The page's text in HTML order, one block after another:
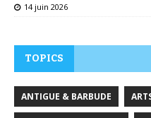
14 juin 2026
TOPICS
ANTIGUE & BARBUDE